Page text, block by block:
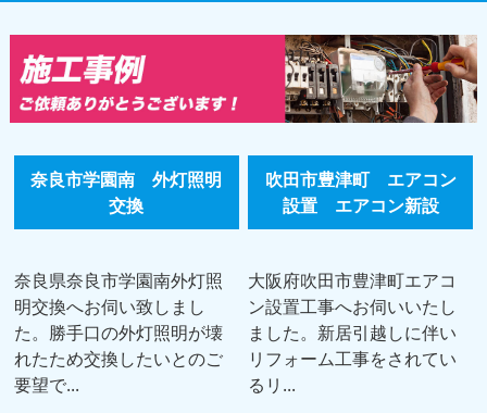
奈良市学園南 外灯照明
交換
奈良県奈良市学園南外灯照
明交換へお伺い致しまし
た。勝手口の外灯照明が壊
れたため交換したいとのご
要望で...
吹田市豊津町 エアコン
設置 エアコン新設
大阪府吹田市豊津町エアコ
ン設置工事へお伺いいたし
ました。新居引越しに伴い
リフォーム工事をされてい
るリ...